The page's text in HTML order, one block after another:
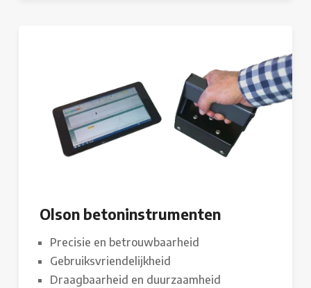
Olson betoninstrumenten
Precisie en betrouwbaarheid
Gebruiksvriendelijkheid
Draagbaarheid en duurzaamheid